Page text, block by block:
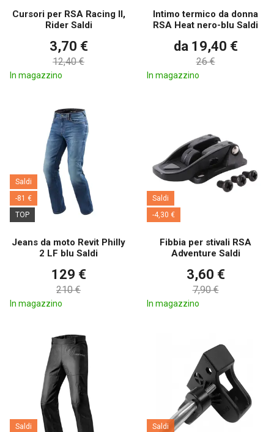
Cursori per RSA Racing II,
Rider Saldi
3,70 €
12,40 €
In magazzino
Intimo termico da donna
RSA Heat nero-blu Saldi
da 19,40 €
26 €
In magazzino
Saldi
-81 €
TOP
Jeans da moto Revit Philly
2 LF blu Saldi
129 €
210 €
In magazzino
Saldi
-4,30 €
Fibbia per stivali RSA
Adventure Saldi
3,60 €
7,90 €
In magazzino
Saldi
Saldi